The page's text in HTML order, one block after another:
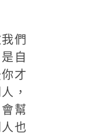
們
自
才
，
幫
也